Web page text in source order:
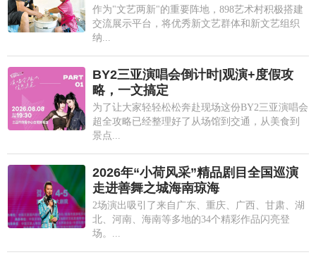
作为"文艺两新"的重要阵地，898艺术村积极搭建
交流展示平台，将优秀新文艺群体和新文艺组织
纳...
BY2三亚演唱会倒计时|观演+度假攻
略，一文搞定
为了让大家轻轻松松奔赴现场这份BY2三亚演唱会
超全攻略已经整理好了从场馆到交通，从美食到
景点...
2026年“小荷风采”精品剧目全国巡演
走进善舞之城海南琼海
2场演出吸引了来自广东、重庆、广西、甘肃、湖
北、河南、海南等多地的34个精彩作品闪亮登
场。...